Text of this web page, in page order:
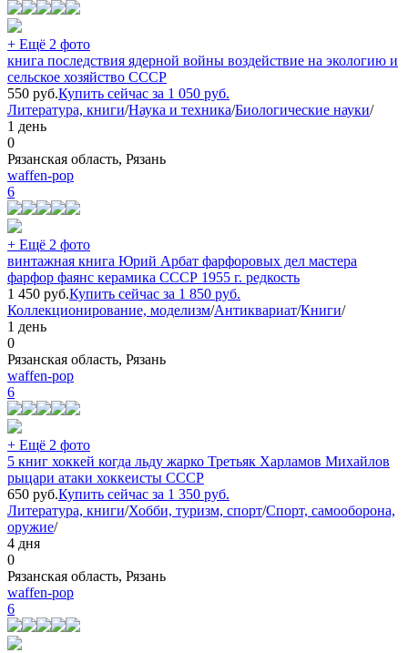
+ Ещё 2 фото
книга последствия ядерной войны воздействие на экологию и
сельское хозяйство СССР
550 руб.Купить сейчас за 1 050 руб.
Литература, книги/Наука и техника/Биологические науки/
1 день
0
Рязанская область, Рязань
waffen-pop
6
+ Ещё 2 фото
винтажная книга Юрий Арбат фарфоровых дел мастера
фарфор фаянс керамика СССР 1955 г. редкость
1 450 руб.Купить сейчас за 1 850 руб.
Коллекционирование, моделизм/Антиквариат/Книги/
1 день
0
Рязанская область, Рязань
waffen-pop
6
+ Ещё 2 фото
5 книг хоккей когда льду жарко Третьяк Харламов Михайлов
рыцари атаки хоккеисты СССР
650 руб.Купить сейчас за 1 350 руб.
Литература, книги/Хобби, туризм, спорт/Спорт, самооборона,
оружие/
4 дня
0
Рязанская область, Рязань
waffen-pop
6